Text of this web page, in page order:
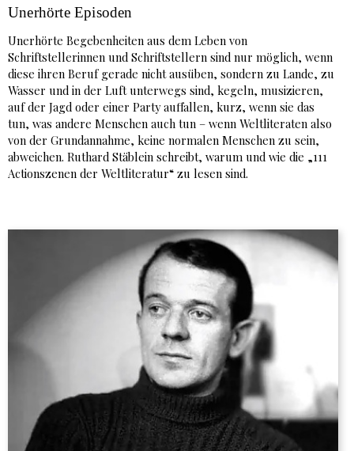
Unerhörte Episoden
Unerhörte Begebenheiten aus dem Leben von
Schriftstellerinnen und Schriftstellern sind nur möglich, wenn
diese ihren Beruf gerade nicht ausüben, sondern zu Lande, zu
Wasser und in der Luft unterwegs sind, kegeln, musizieren,
auf der Jagd oder einer Party auffallen, kurz, wenn sie das
tun, was andere Menschen auch tun – wenn Weltliteraten also
von der Grundannahme, keine normalen Menschen zu sein,
abweichen. Ruthard Stäblein schreibt, warum und wie die „111
Actionszenen der Weltliteratur“ zu lesen sind.